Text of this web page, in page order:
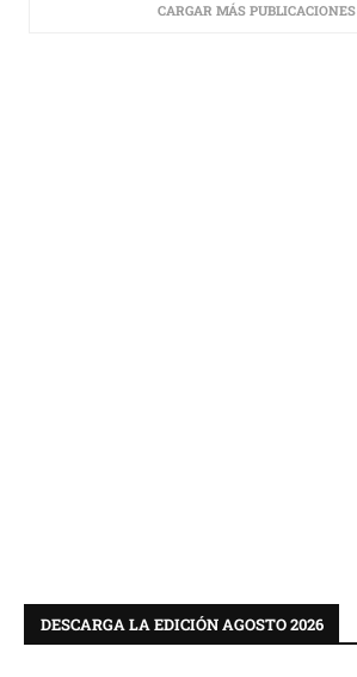
CARGAR MÁS PUBLICACIONES
DESCARGA LA EDICIÓN AGOSTO 2026